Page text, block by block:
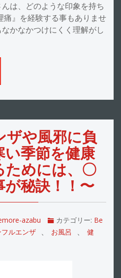
んは、どのような印象を持ち
痛』を経験する事もありませ
かなかつけにくく理解がし
ザや風邪に負
季節を健康
ためには、〇
秘訣！！〜
azabu カテゴリー: Be
フルエンザ 、 お風呂 、
健